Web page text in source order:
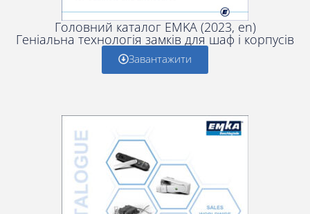
Головний каталог EMKA (2023, en)
Геніальна технологія замків для шаф і корпусів
Завантажити